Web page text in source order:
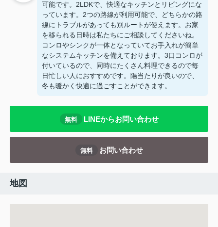
可能です。2LDKで、快適なキッチンとリビングにな
っています。2つの路線が利用可能で、どちらかの路
線にトラブルがあっても別ルートが使えます。お家
を移られる日時は私たちにご相談してくださいね。
コンロやシンクが一体となっていてお手入れが簡単
なシステムキッチンを備えております。3口コンロが
付いているので、同時にたくさん料理できるので毎
日忙しい人におすすめです。陽当たりが良いので、
冬も暖かく快適に過ごすことができます。
無料 LINEからお問い合わせ
無料 お問い合わせ
地図